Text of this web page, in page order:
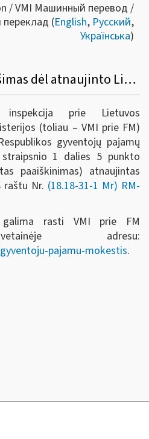
/ VMI Машинный перевод /
(English, Русский,
Українська)
Informacinis pranešimas dėl atnaujinto Lietuvos Respublikos gyventojų pajamų mokesčio įstatymo 16 straipsnio 1 dalies 5 punkto komentaro
inspekcija prie Lietuvos
(toliau – VMI prie FM)
gyventojų pajamų
1 dalies 5 punkto
paaiškinimas) atnaujintas
raštu Nr. (18.18-31-1 Mr) RM-
galima rasti VMI prie FM
adresu:
pajamu-mokestis.